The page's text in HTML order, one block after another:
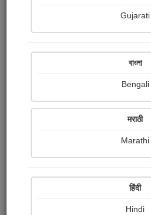
Gujarati
বাংলা
Bengali
मराठी
Marathi
हिंदी
Hindi